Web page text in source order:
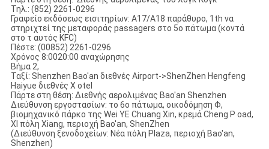
Τηλ.: (852) 2261-0296
Γραφείο εκδόσεως εισιτηρίων: A17/A18 παράθυρο, 1th να
στηριχτεί της μεταφοράς passagers στο 5ο πάτωμα (κοντά
στο τ αυτός KFC)
Πέστε: (00852) 2261-0296
Χρόνος 8:0020:00 αναχώρησης
Βήμα 2,
Ταξί: Shenzhen Bao'an διεθνές Airport->ShenZhen Hengfeng
Haiyue διεθνές Χ otel
Πάρτε στη θέση: Διεθνής αερολιμένας Bao'an Shenzhen
Διεύθυνση εργοστασίων: το 6ο πάτωμα, οικοδόμηση Φ,
βιομηχανικό πάρκο της Wei YE Chuang Xin, κρεμά Cheng Ρ oad,
ΧΙ πόλη Xiang, περιοχή Bao'an, ShenZhen
(Διεύθυνση ξενοδοχείων: Νέα πόλη Plaza, περιοχή Bao'an,
Shenzhen)